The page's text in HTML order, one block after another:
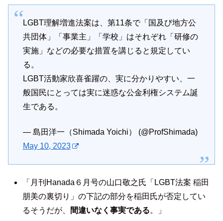
LGBT理解増進法案は、第11条で「国及び地方公
共団体」「事業主」「学校」はそれぞれ「研修の
実施」などの必要な措置を講じると規定してい
る。
LGBT活動家欣喜雀躍の、実に分かりやすい、一
般国民にとっては実に迷惑な公金利権システム誕
生である。
— 島田洋一（Shimada Yoichi） (@ProfShimada)
May 10, 2023
「月刊Hanada６月号の山口敬之氏「LGBT法案 稲田
朋美の裏切り」の下記の部分を稲田氏が否定してい
るそうだが、
間違いなく事実である。」